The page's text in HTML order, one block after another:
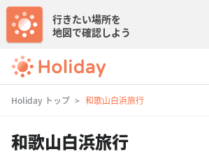
行きたい場所を
地図で確認しよう
Holiday トップ 和歌山白浜旅行
和歌山白浜旅行